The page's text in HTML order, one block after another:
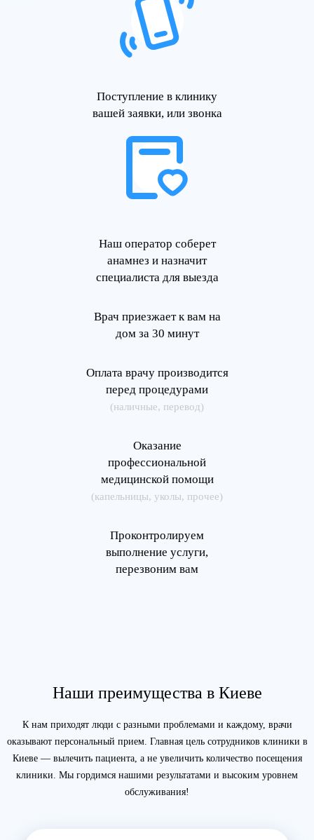
Поступление в клинику
вашей заявки, или звонка
Наш оператор соберет
анамнез и назначит
специалиста для выезда
Врач приезжает к вам на
дом за 30 минут
Оплата врачу производится
перед процедурами
(наличные, перевод)
Оказание
профессиональной
медицинской помощи
(капельницы, уколы, прочее)
Проконтролируем
выполнение услуги,
перезвоним вам
Наши преимущества в Киеве
К нам приходят люди с разными проблемами и каждому, врачи
оказывают персональный прием. Главная цель сотрудников клиники в
Киеве — вылечить пациента, а не увеличить количество посещения
клиники. Мы гордимся нашими результатами и высоким уровнем
обслуживания!